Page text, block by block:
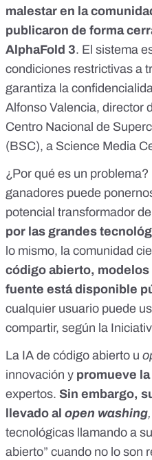
malestar en la
publicaron de forma
AlphaFold 3. El sistema
condiciones restrictivas a
garantiza la
Alfonso Valencia, director
Centro Nacional de
(BSC), a Science Media
¿Por qué es un problema?
ganadores puede
potencial transformador
por las grandes
lo mismo, la comunidad
código abierto,
fuente está disponible
cualquier usuario puede
compartir, según la
La IA de código abierto u
innovación y promueve
expertos. Sin embargo,
llevado al open washing,
tecnológicas llamando a
abierto” cuando no lo son